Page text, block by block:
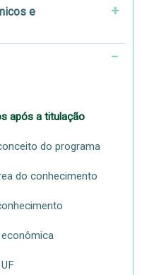
e
após a titulação
do programa
do conhecimento